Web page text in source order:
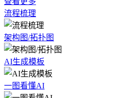
流程梳理
架构图/拓扑图
AI生成模板
一图看懂AI